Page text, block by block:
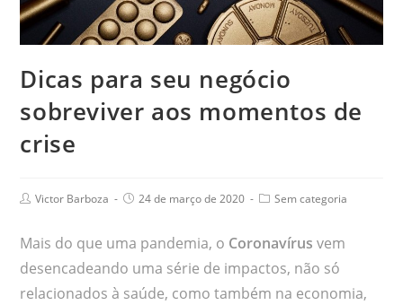
Dicas para seu negócio
sobreviver aos momentos de
crise
Victor Barboza 24 de março de 2020 Sem categoria
Mais do que uma pandemia, o Coronavírus vem
desencadeando uma série de impactos, não só
relacionados à saúde, como também na economia,